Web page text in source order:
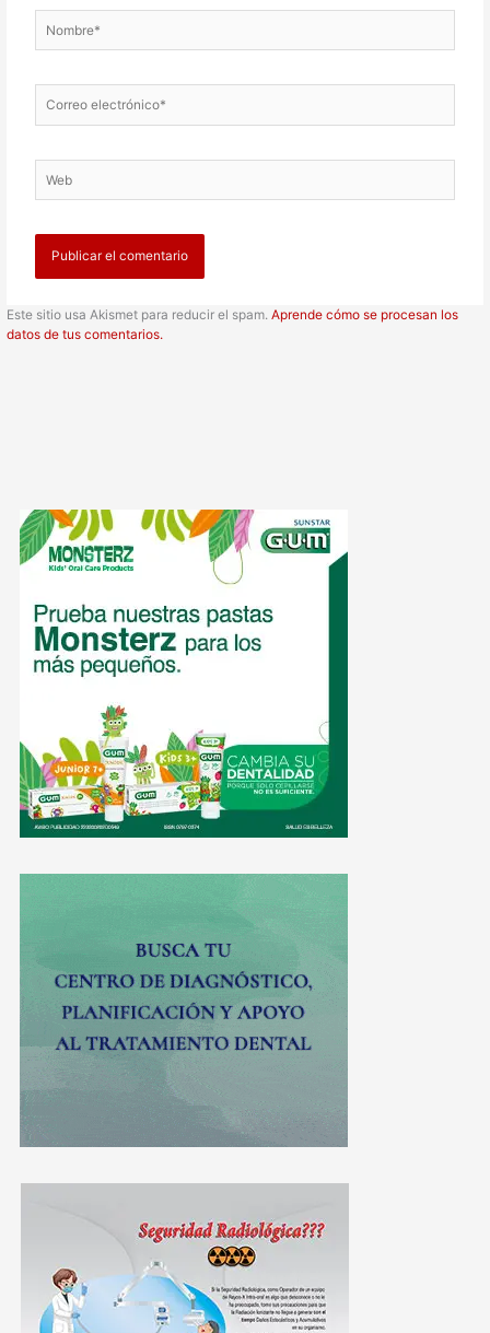
electrónico*
Este sitio usa Akismet para reducir el spam.Aprende cómo se procesan los
datos de tus comentarios.